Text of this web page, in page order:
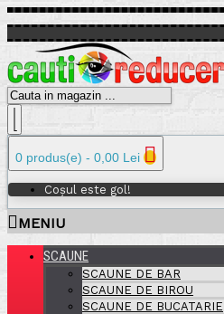
0 produs(e) - 0,00 Lei
Coșul este gol!
MENIU
SCAUNE
SCAUNE DE BAR
SCAUNE DE BIROU
SCAUNE DE BUCATARIE